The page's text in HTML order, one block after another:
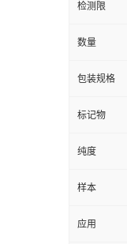
检测限
数量
包装规格
标记物
纯度
样本
应用